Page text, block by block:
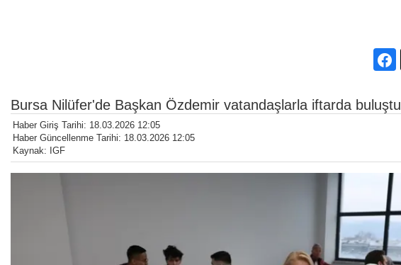
Bursa Nilüfer'de Başkan Özdemir vatandaşlarla iftarda buluştu
Haber Giriş Tarihi: 18.03.2026 12:05
Haber Güncellenme Tarihi: 18.03.2026 12:05
Kaynak: IGF